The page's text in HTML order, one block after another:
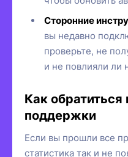
Сторонние
вы недавно
проверьте, не
и не повлияли ли
Как
поддержки
Если вы прошли все
статистика так и не